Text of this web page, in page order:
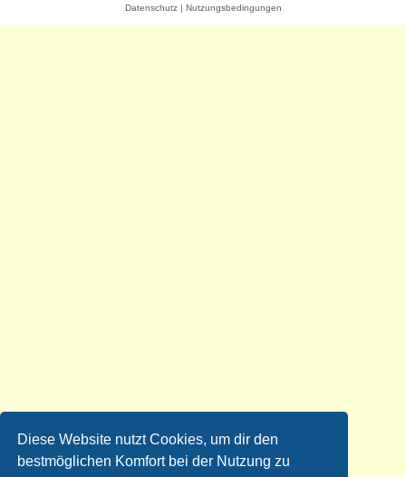
Diese Website nutzt Cookies, um dir den
bestmöglichen Komfort bei der Nutzung zu
Datenschutz| Nutzungsbedingungen